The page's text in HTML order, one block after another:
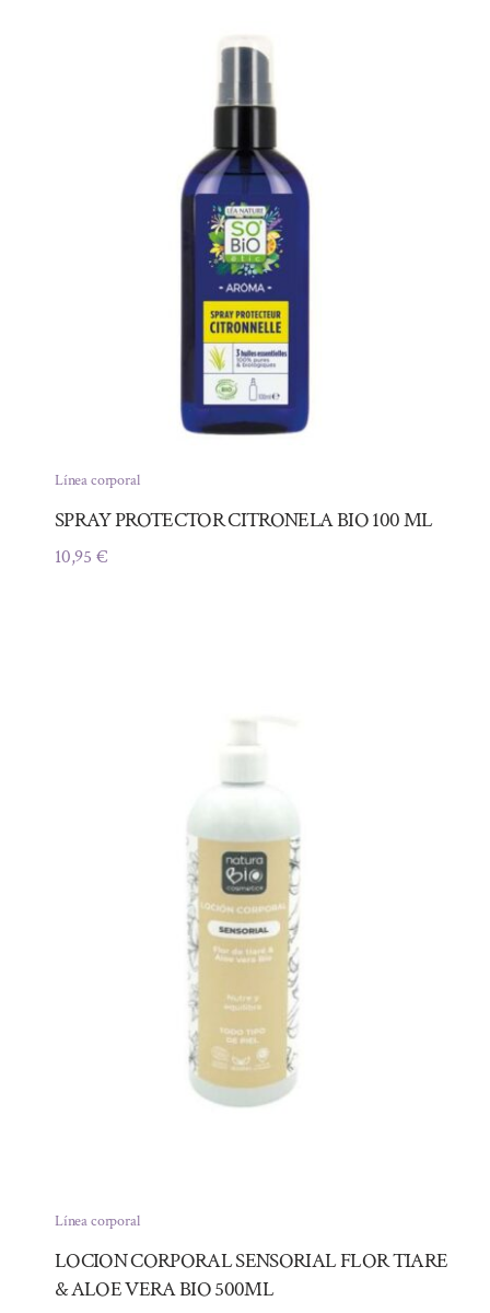
Línea corporal
SPRAY PROTECTOR CITRONELA BIO 100 ML
10,95 €
Línea corporal
LOCION CORPORAL SENSORIAL FLOR TIARE
& ALOE VERA BIO 500ML